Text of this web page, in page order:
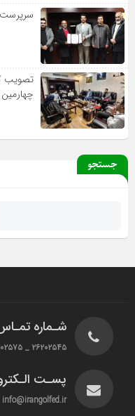
تصویب
جستجو
شـماره
۲۶۲۰۲۵۴۵ _ ۲۶۲۰۲۵۷۵
پسـت
info@irangolfed.ir